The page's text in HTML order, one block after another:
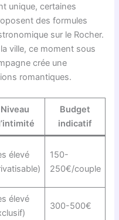
unique, certaines
des formules
sur le Rocher.
ville, ce moment sous
crée une
romantiques.
Niveau
Budget
indicatif
élevé
150-
250€/couple
élevé
300-500€